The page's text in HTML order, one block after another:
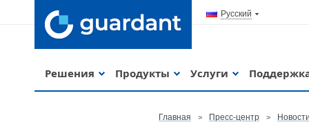
Русский
Решения Продукты Услуги
Главная Пресс-центр